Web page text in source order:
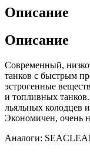
Описание
Описание
Современный,
танков с быстрым
эстрогенные
и топливных
льяльных колодцев
Экономичен, очень
Аналоги: